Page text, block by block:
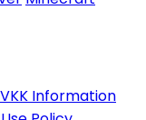
Information